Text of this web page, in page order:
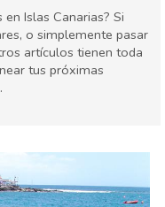
Islas Canarias? Si
o simplemente pasar
artículos tienen toda
tus próximas